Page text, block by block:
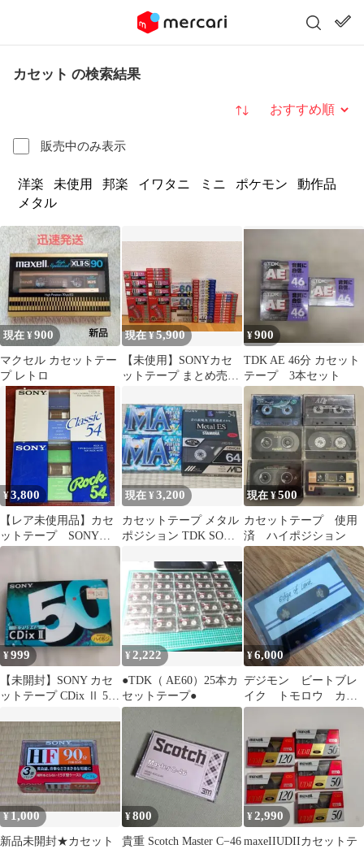
カセット の検索結果
販売中のみ表示
並び替え
洋楽 未使用 邦楽 イワタニ ミニ ポケモン
動作品
メタル
現在 ¥900
マクセル カセットテー
プ レトロ
現在 ¥5,900
【未使用】SONYカセ
ットテープ まとめ売り
¥900
TDK AE 46分 カセット
テープ 3本セット
¥3,800
【レア未使用品】カセ
ットテープ SONY
Classic、Rock 2本セッ
現在 ¥3,200
カセットテープ メタル
ポジション TDK SONY
現在 ¥500
カセットテープ 使用
済 ハイポジション
¥999
【未開封】SONY カセ
ットテープ CDix Ⅱ 50
¥2,222
●TDK（ AE60）25本カ
セットテープ●
¥6,000
デジモン ビートブレ
イク トモロウ カセ
ットテープ
¥1,000
新品未開封★カセット
¥800
貴重 Scotch Master C−46
¥2,990
maxeIIUDIIカセットテ